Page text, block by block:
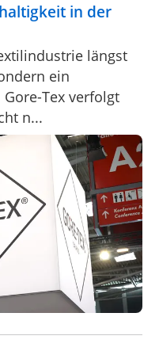
in der
längst
ein
Tex verfolgt
n...